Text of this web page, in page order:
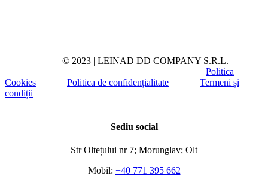
© 2023 | LEINAD DD COMPANY S.R.L.
Politica
Cookies
Politica de confidențialitate
Termeni și
condiții
Sediu social
Str Oltețului nr 7; Morunglav; Olt
Mobil: +40 771 395 662